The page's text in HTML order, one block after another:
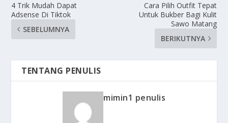
4 Trik Mudah Dapat
Adsense Di Tiktok
SEBELUMNYA
Cara Pilih Outfit Tepat
Untuk Bukber Bagi Kulit
Sawo Matang
BERIKUTNYA
TENTANG PENULIS
mimin1 penulis